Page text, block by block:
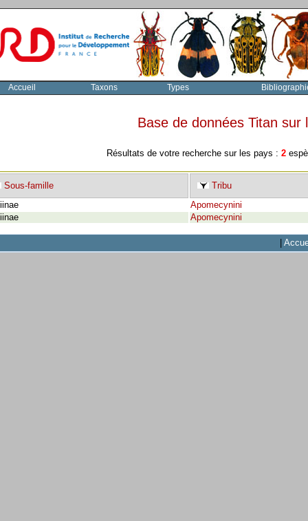
Accueil Taxons Types
Base de données Titan
Résultats de votre recherche sur les pays : 2
Sous-famille
Tribu
Apomecynini
Apomecynini